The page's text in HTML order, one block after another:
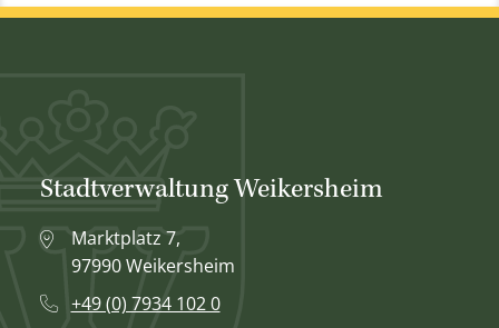
Stadtverwaltung Weikersheim
Marktplatz 7,
97990 Weikersheim
+49 (0) 7934 102 0